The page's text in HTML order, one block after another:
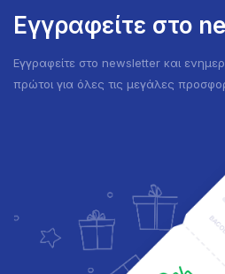
Εγγραφείτε στο
Εγγραφείτε στο newsletter και
πρώτοι για όλες τις μεγάλες